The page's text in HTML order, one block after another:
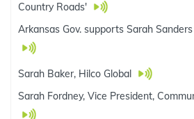
Country Roads'
Arkansas Gov. supports Sarah
Sarah Baker, Hilco Global
Sarah Fordney, Vice President,